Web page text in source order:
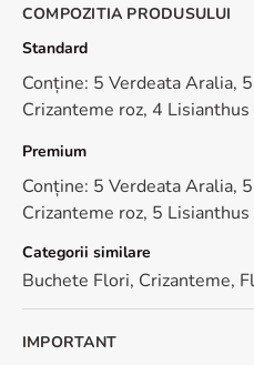
COMPOZITIA PRODUSULUI
Standard
Conține: 5 Verdeata Aralia,
Crizanteme roz, 4
Premium
Conține: 5 Verdeata Aralia,
Crizanteme roz, 5
Categorii similare
Buchete Flori, Crizanteme,
IMPORTANT